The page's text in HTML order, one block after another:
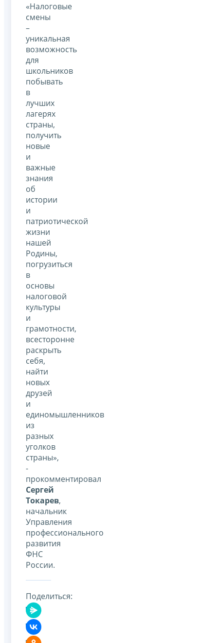
«Налоговые
смены
–
уникальная
возможность
для
школьников
побывать
в
лучших
лагерях
страны,
получить
новые
и
важные
знания
об
истории
и
патриотической
жизни
нашей
Родины,
погрузиться
в
основы
налоговой
культуры
и
грамотности,
всесторонне
раскрыть
себя,
найти
новых
друзей
и
единомышленников
из
разных
уголков
страны»,
-
прокомментировал
Сергей
Токарев,
начальник
Управления
профессионального
развития
ФНС
России.
Поделиться: